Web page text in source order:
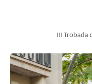
III Trobada